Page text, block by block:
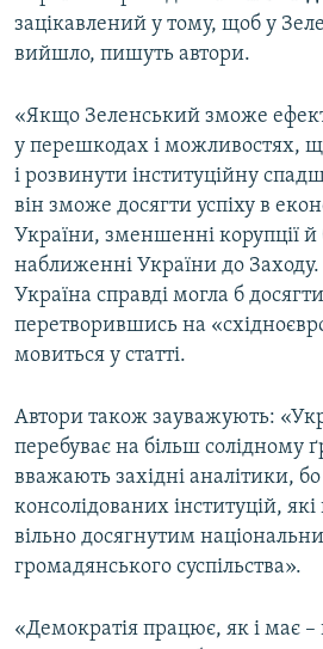
зацікавлений у тому, щоб у
вийшло, пишуть автори.
«Якщо Зеленський зможе
у перешкодах і можливостях,
і розвинути інституційну
він зможе досягти успіху в
України, зменшенні корупції
наближенні України до Заходу.
Україна справді могла б
перетворившись на
мовиться у статті.
Автори також зауважують:
перебуває на більш солідному
вважають західні аналітики, бо
консолідованих інституцій,
вільно досягнутим
громадянського суспільства».
«Демократія працює, як і має –